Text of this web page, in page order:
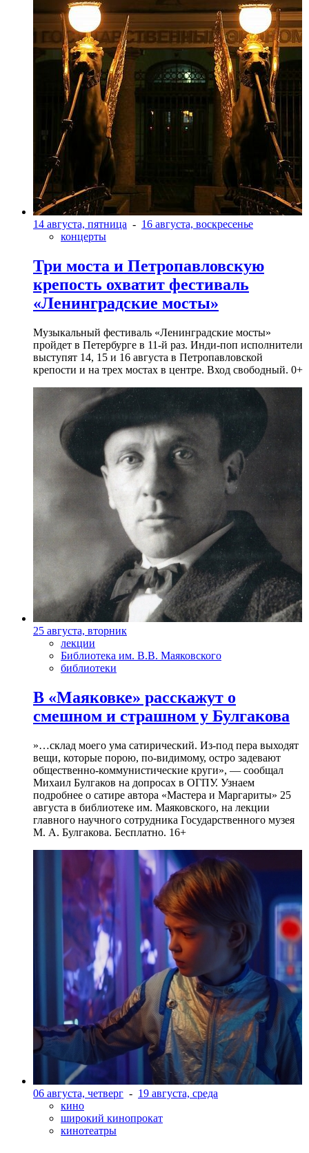
14 августа, пятница - 16 августа, воскресенье
концерты
Три моста и Петропавловскую
крепость охватит фестиваль
«Ленинградские мосты»
Музыкальный фестиваль «Ленинградские мосты»
пройдет в Петербурге в 11-й раз. Инди-поп исполнители
выступят 14, 15 и 16 августа в Петропавловской
крепости и на трех мостах в центре. Вход свободный. 0+
25 августа, вторник
лекции
Библиотека им. В.В. Маяковского
библиотеки
В «Маяковке» расскажут о
смешном и страшном у Булгакова
»…склад моего ума сатирический. Из-под пера выходят
вещи, которые порою, по-видимому, остро задевают
общественно-коммунистические круги», — сообщал
Михаил Булгаков на допросах в ОГПУ. Узнаем
подробнее о сатире автора «Мастера и Маргариты» 25
августа в библиотеке им. Маяковского, на лекции
главного научного сотрудника Государственного музея
М. А. Булгакова. Бесплатно. 16+
06 августа, четверг - 19 августа, среда
кино
широкий кинопрокат
кинотеатры